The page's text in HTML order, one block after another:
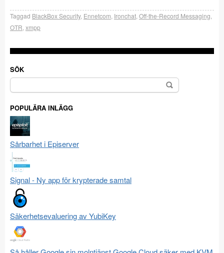
Taggad BlackBox Security, Ennetcom, Ironchat,Off-the-Record Messaging,
OTR,xmpp
SÖK
Sök
efter:
POPULÄRA INLÄGG
Sårbarhet i Episerver
Signal - Ny app för krypterade samtal
Säkerhetsevaluering av YubiKey